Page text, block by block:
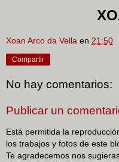
Xoan Arco da Vella en 21:50
Compartir
No hay comentarios:
Publicar un
Está permitida la
los trabajos y fotos de este
Te agradecemos nos